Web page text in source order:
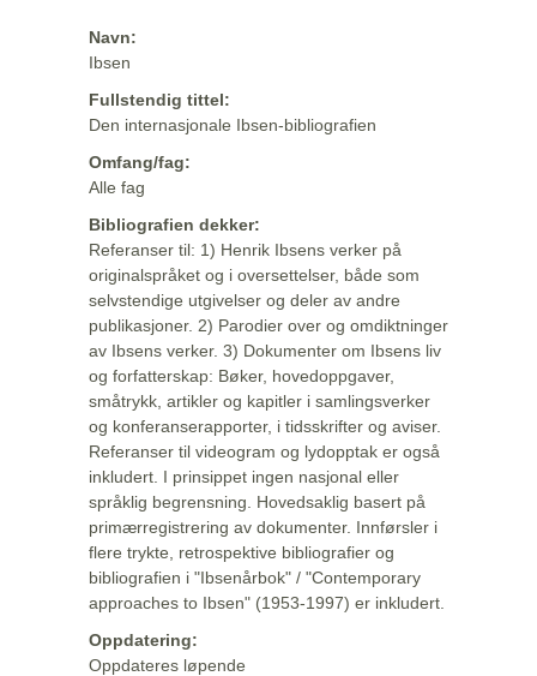
Navn:
Ibsen
Fullstendig tittel:
Den internasjonale Ibsen-bibliografien
Omfang/fag:
Alle fag
Bibliografien dekker:
Referanser til: 1) Henrik Ibsens verker på
originalspråket og i oversettelser, både som
selvstendige utgivelser og deler av andre
publikasjoner. 2) Parodier over og omdiktninger
av Ibsens verker. 3) Dokumenter om Ibsens liv
og forfatterskap: Bøker, hovedoppgaver,
småtrykk, artikler og kapitler i samlingsverker
og konferanserapporter, i tidsskrifter og aviser.
Referanser til videogram og lydopptak er også
inkludert. I prinsippet ingen nasjonal eller
språklig begrensning. Hovedsaklig basert på
primærregistrering av dokumenter. Innførsler i
flere trykte, retrospektive bibliografier og
bibliografien i "Ibsenårbok" / "Contemporary
approaches to Ibsen" (1953-1997) er inkludert.
Oppdatering:
Oppdateres løpende